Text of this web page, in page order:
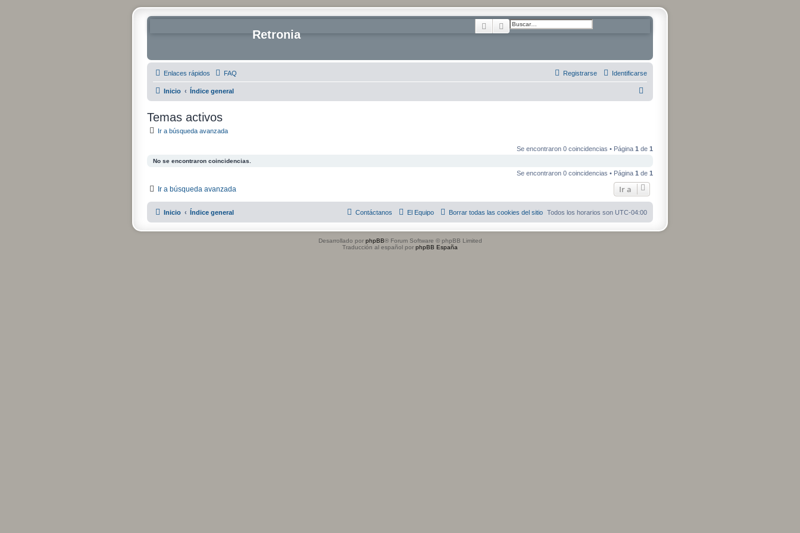
Retronia
BuscarBúsqueda avanzada
Enlaces rápidos FAQ Identificarse
Registrarse
Inicio Índice general
a
Temas activos
Ir a búsqueda avanzada
Se encontraron 0 coincidencias • Página 1 de 1
No se encontraron coincidencias.
Se encontraron 0 coincidencias • Página 1 de 1
Ir a búsqueda avanzada Ir a
Inicio Índice general Todos los horarios son UTC-04:00
Borrar todas las cookies del sitio
El Equipo
Contáctanos
Desarrollado por phpBB® Forum Software © phpBB Limited
Traducción al español por phpBB España